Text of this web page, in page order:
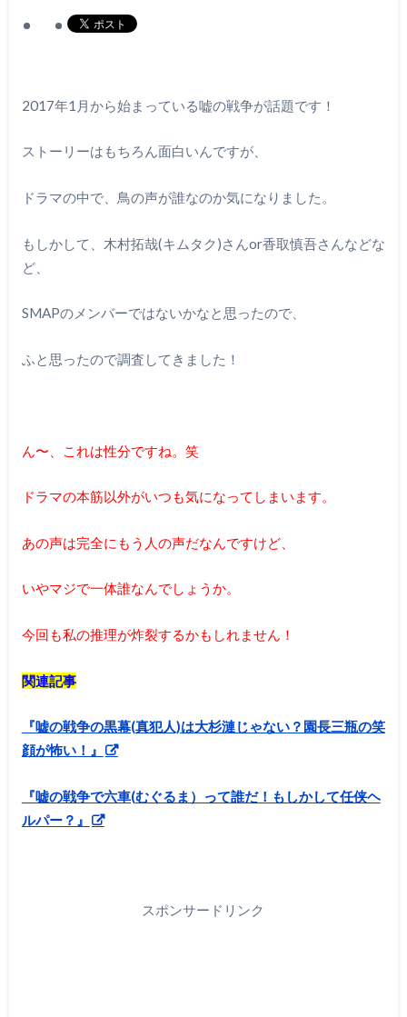
2017年1月から始まっている嘘の戦争が話題です！
ストーリーはもちろん面白いんですが、
ドラマの中で、鳥の声が誰なのか気になりました。
もしかして、木村拓哉(キムタク)さんor香取慎吾さんなどな
ど、
SMAPのメンバーではないかなと思ったので、
ふと思ったので調査してきました！
ん〜、これは性分ですね。笑
ドラマの本筋以外がいつも気になってしまいます。
あの声は完全にもう人の声だなんですけど、
いやマジで一体誰なんでしょうか。
今回も私の推理が炸裂するかもしれません！
関連記事
『嘘の戦争の黒幕(真犯人)は大杉漣じゃない？園長三瓶の笑
顔が怖い！』
『嘘の戦争で六車(むぐるま）って誰だ！もしかして任侠ヘ
ルパー？』
スポンサードリンク